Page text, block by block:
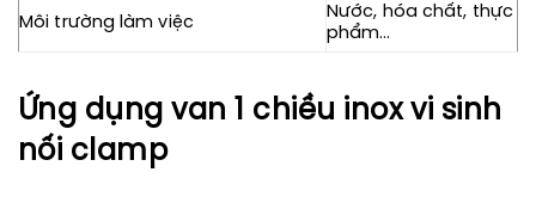
Môi trường làm việc
Nước, hóa chất, thực
phẩm…
Ứng dụngvan 1 chiều inox vi sinh
nối clamp